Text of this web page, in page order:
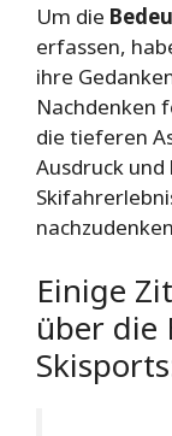
Um die
erfassen,
ihre
Nachdenken
die tieferen
Ausdruck
Einige
über die